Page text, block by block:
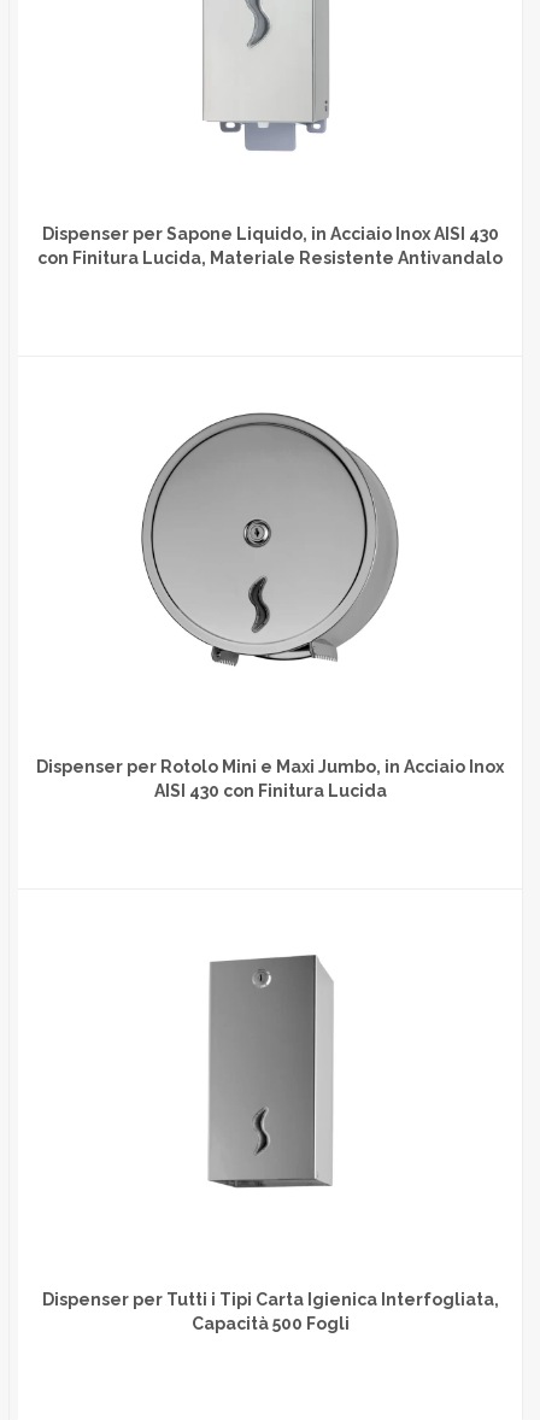
Dispenser per Sapone Liquido, in Acciaio Inox AISI 430
con Finitura Lucida, Materiale Resistente Antivandalo
Dispenser per Rotolo Mini e Maxi Jumbo, in Acciaio Inox
AISI 430 con Finitura Lucida
Dispenser per Tutti i Tipi Carta Igienica Interfogliata,
Capacità 500 Fogli